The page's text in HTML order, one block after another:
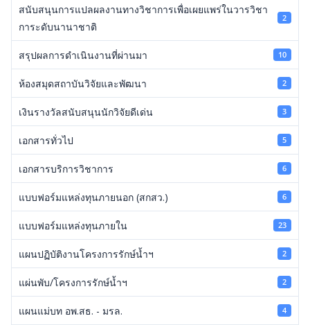
สนับสนุนการแปลผลงานทางวิชาการเพื่อเผยแพร่ในวารวิชา
การะดับนานาชาติ
2
สรุปผลการดำเนินงานที่ผ่านมา 10
ห้องสมุดสถาบันวิจัยและพัฒนา 2
เงินรางวัลสนับสนุนนักวิจัยดีเด่น 3
เอกสารทั่วไป 5
เอกสารบริการวิชาการ 6
แบบฟอร์มแหล่งทุนภายนอก (สกสว.) 6
แบบฟอร์มแหล่งทุนภายใน 23
แผนปฏิบัติงานโครงการรักษ์น้ำฯ 2
แผ่นพับ/โครงการรักษ์น้ำฯ 2
แผนแม่บท อพ.สธ. - มรล. 4